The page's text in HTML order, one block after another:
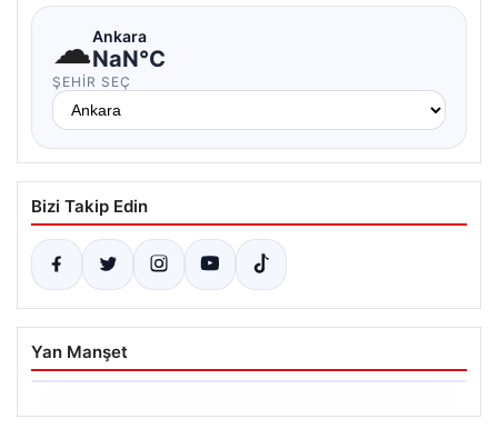
☁Ankara
NaN°C
ŞEHIR SEÇ
Bizi Takip Edin
Yan Manşet
06.08.2026